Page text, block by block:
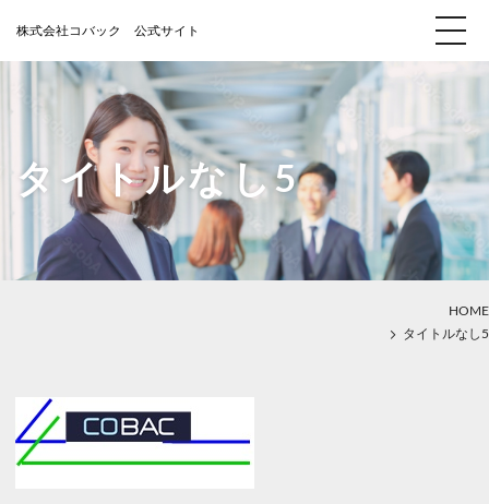
タイトルなし5
HOME
タイトルなし5